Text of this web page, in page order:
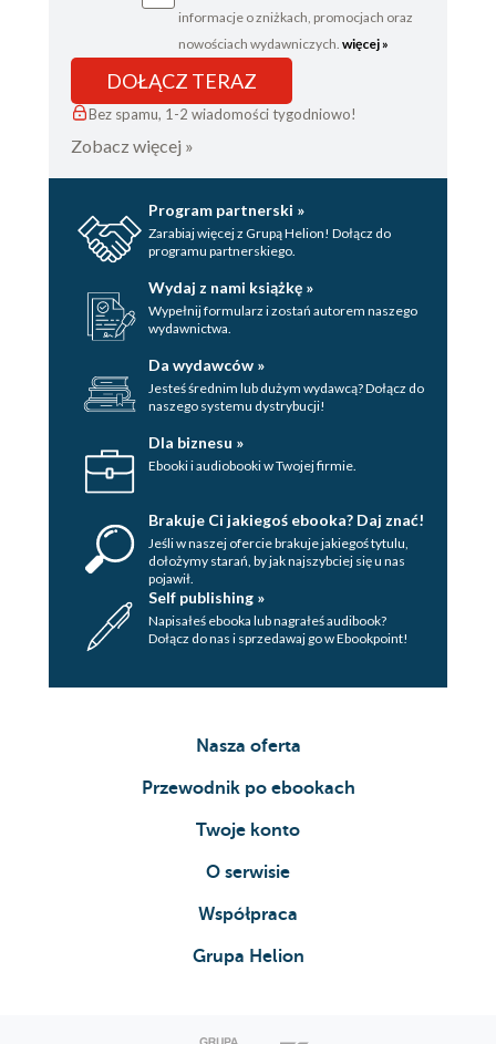
informacje o zniżkach, promocjach oraz
nowościach wydawniczych. więcej »
DOŁĄCZ TERAZ
Bez spamu, 1-2 wiadomości tygodniowo!
Zobacz więcej »
Program partnerski »
Zarabiaj więcej z Grupą Helion! Dołącz do
programu partnerskiego.
Wydaj z nami książkę »
Wypełnij formularz i zostań autorem naszego
wydawnictwa.
Da wydawców »
Jesteś średnim lub dużym wydawcą? Dołącz do
naszego systemu dystrybucji!
Dla biznesu »
Ebooki i audiobooki w Twojej firmie.
Brakuje Ci jakiegoś ebooka? Daj znać!
Jeśli w naszej ofercie brakuje jakiegoś tytulu,
dołożymy starań, by jak najszybciej się u nas
pojawił.
Self publishing »
Napisałeś ebooka lub nagrałeś audibook?
Dołącz do nas i sprzedawaj go w Ebookpoint!
Nasza oferta
Przewodnik po ebookach
Twoje konto
O serwisie
Współpraca
Grupa Helion